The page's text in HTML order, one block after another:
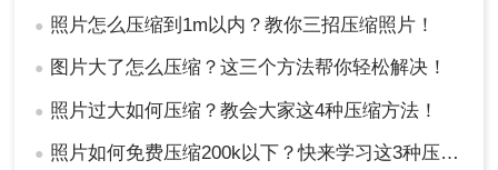
● 照片怎么压缩到1m以内？教你三招压缩照片！
● 图片大了怎么压缩？这三个方法帮你轻松解决！
● 照片过大如何压缩？教会大家这4种压缩方法！
● 照片如何免费压缩200k以下？快来学习这3种压缩方法！